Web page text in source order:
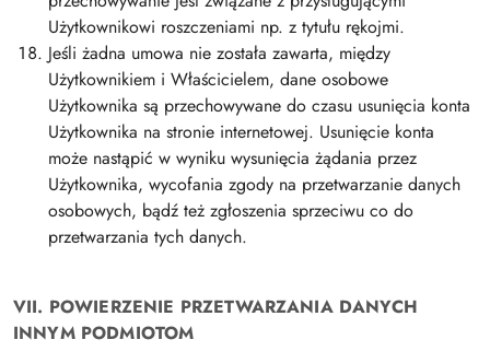
Użytkownikowi roszczeniami np. z tytułu rękojmi.
Jeśli żadna umowa nie została zawarta, między
Użytkownikiem i Właścicielem, dane osobowe
Użytkownika są przechowywane do czasu usunięcia konta
Użytkownika na stronie internetowej. Usunięcie konta
może nastąpić w wyniku wysunięcia żądania przez
Użytkownika, wycofania zgody na przetwarzanie danych
osobowych, bądź też zgłoszenia sprzeciwu co do
przetwarzania tych danych.
VII. POWIERZENIE PRZETWARZANIA DANYCH
INNYM PODMIOTOM